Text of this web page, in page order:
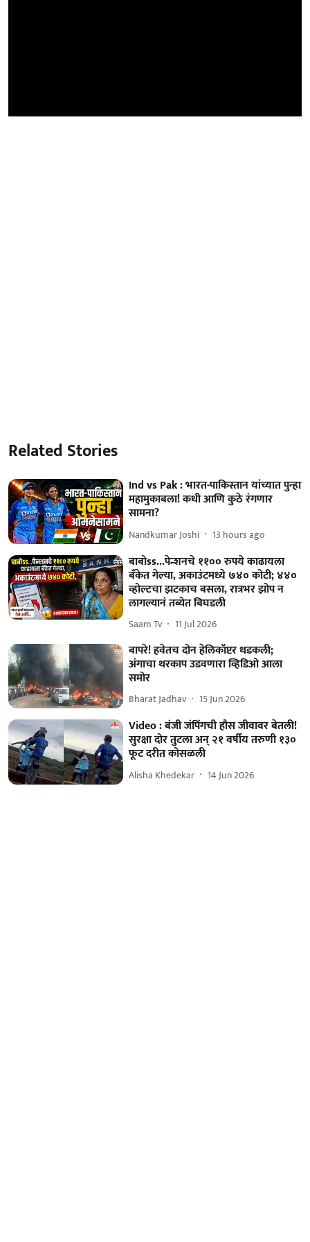
Related Stories
Ind vs Pak : भारत-पाकिस्तान यांच्यात पुन्हा
महामुकाबला! कधी आणि कुठे रंगणार
सामना?
Nandkumar Joshi 13 hours ago
बाबोss...पेन्शनचे ११०० रुपये काढायला
बँकेत गेल्या, अकाउंटमध्ये ७४० कोटी; ४४०
व्होल्टचा झटकाच बसला, रात्रभर झोप न
लागल्यानं तब्येत बिघडली
Saam Tv 11 Jul 2026
बापरे! हवेतच दोन हेलिकॉप्टर धडकली;
अंगाचा थरकाप उडवणारा व्हिडिओ आला
समोर
Bharat Jadhav 15 Jun 2026
Video : बंजी जंपिंगची हौस जीवावर बेतली!
सुरक्षा दोर तुटला अन् २१ वर्षीय तरुणी १३०
फूट दरीत कोसळली
Alisha Khedekar 14 Jun 2026